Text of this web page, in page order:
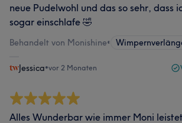
neue Pudelwohl und das so sehr, dass
sogar einschlafe 🤣
Behandelt von Monishine•
Jessica•vor 2 Monaten
Alles Wunderbar wie immer Moni